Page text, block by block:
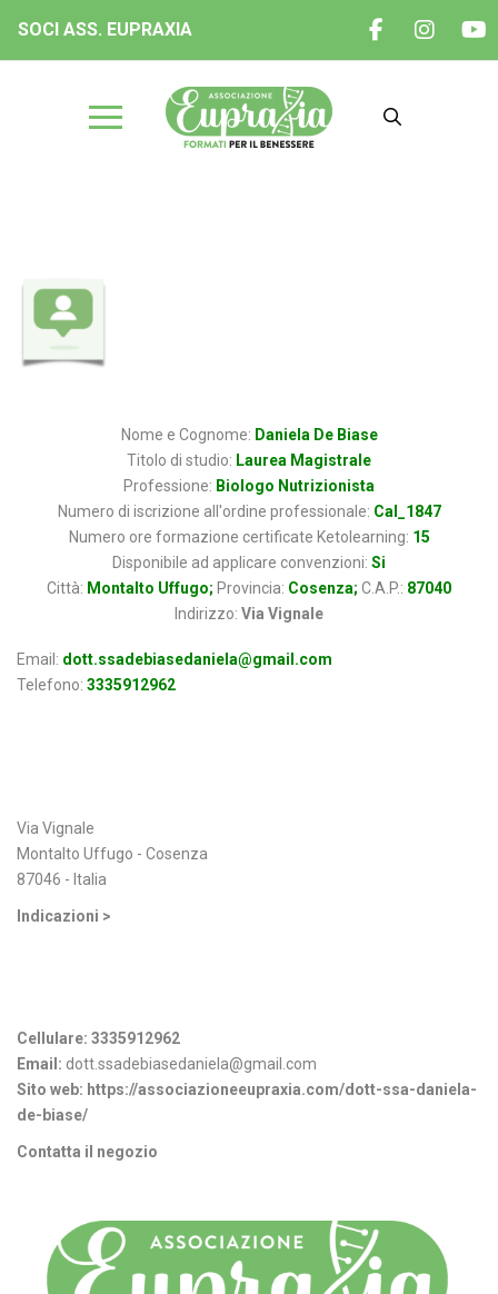
SOCI ASS. EUPRAXIA
Nome e Cognome: Daniela De Biase
Titolo di studio: Laurea Magistrale
Professione: Biologo Nutrizionista
Numero di iscrizione all'ordine professionale: Cal_1847
Numero ore formazione certificate Ketolearning: 15
Disponibile ad applicare convenzioni: Si
Città: Montalto Uffugo; Provincia: Cosenza; C.A.P.: 87040
Indirizzo: Via Vignale
Email: dott.ssadebiasedaniela@gmail.com
Telefono: 3335912962
Via Vignale
Montalto Uffugo - Cosenza
87046 - Italia
Indicazioni >
Cellulare: 3335912962
Email: dott.ssadebiasedaniela@gmail.com
Sito web: https://associazioneeupraxia.com/dott-ssa-daniela-
de-biase/
Contatta il negozio